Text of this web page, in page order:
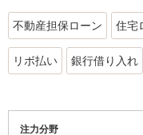
不動産担保ローン 住宅
リボ払い 銀行借り入れ
注力分野